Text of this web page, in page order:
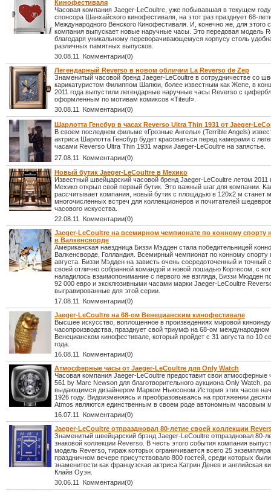
Кинофестиваля
Часовая компания Jaeger-LeCoultre, уже побывавшая в текущем
спонсора Шанхайского кинофестиваля, на этот раз празднует 68-
Международного Венского Кинофестиваля. И, конечно же, для этого
компания выпускает новые наручные часы. Это передовая модель
благодаря уникальному переворачивающемуся корпусу столь
различных памятных выпусков.
30.08.11 Комментарии(0)
Легендарный Reverso в новом обличии La Reverso de Zep
Знаменитый часовой бренд Jaeger-LeCoultre в сотрудничестве со
карикатуристом Филиппом Шапюи, более известным как Жепе, в
2011 года выпустили легендарные наручные часы Reverso с
оформленным по мотивам комиксов «Titeuf».
30.08.11 Комментарии(0)
Шарлотта Генсбур в часах Reverso Ultra Thin 1931 от Jaeger-
В своем последнем фильме «Грозные Ангелы» (Terrible Angels)
актриса Шарлотта Генсбур будет красоваться перед камерами с
часами Reverso Ultra Thin 1931 марки Jaeger-LeCoultre на запястье.
27.08.11 Комментарии(0)
Новый бутик Jaeger-LeCoultre в Мехико
Известный швейцарский часовой бренд Jaeger-LeCoultre летом 2011
Мехико открыл свой первый бутик. Это важный шаг для компании.
рассчитывает компания, новый бутик с площадью в 120х2 м станет
многочисленных встреч для коллекционеров и почитателей
часового искусства.
22.08.11 Комментарии(0)
Jaeger-LeCoultre на всемирном чемпионате по конному спорту
в Валкенсворде
Американская наездница Биззи Мэдден стала победительницей
Валкенсворде, Голландия. Всемирный чемпионат по конному спорту
августа. Биззи Мэдден на зависть очень сосредоточенный и точный
своей отлично собранной командой и новой лошадью Кортесом, с
наладилось взаимопонимание с первого же взгляда, Биззи Мюдден
92 000 евро и эксклюзивными часами марки Jaeger-LeCoultre
выгравированные для этой серии.
17.08.11 Комментарии(0)
Jaeger-LeCoultre на 68-ом Венецианским кинофестивале
Высшее искусство, воплощенное в произведениях мировой
часопроизводства, празднует свой триумф на 68-ом международном
Венецианском кинофестивале, который пройдет с 31 августа по 10
года.
16.08.11 Комментарии(0)
Атмосферные часы от Jaeger-LeCoultre для Only Watch
Часовая компания Jaeger-LeCoultre предоставит свои атмосферные
561 by Marc Newson для благотворительного аукциона Only Watch,
выдающимся дизайнером Марком Ньюсоном.История этих часов
1926 году. Видоизменяясь и преобразовываясь на протяжении
Atmos являются единственным в своем роде автономным часовым
16.07.11 Комментарии(0)
Jaeger-LeCoultre отпраздновал 80-летие своей коллекции
Знаменитый швейцарский брэнд Jaeger-LeCoultre отпраздновал 80-
знаковой коллекции Reverso. В честь этого события компания
модель Reverso, тираж которых ограничивается всего 25
праздничном вечере присутствовало 800 гостей, среди которых
знаменитости как французская актриса Катрин Денев и английская
Клайв Оуэн.
30.06.11 Комментарии(0)